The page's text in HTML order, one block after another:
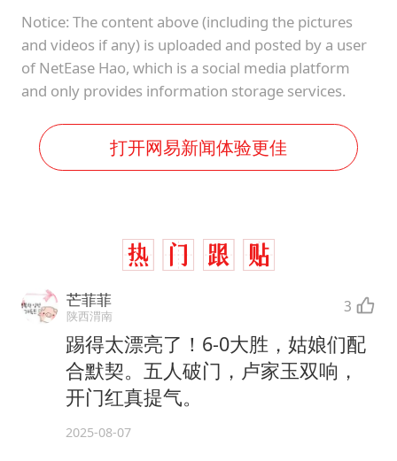
Notice: The content above (including the pictures
and videos if any) is uploaded and posted by a user
of NetEase Hao, which is a social media platform
and only provides information storage services.
打开网易新闻体验更佳
芒菲菲
陕西渭南 3
踢得太漂亮了！6-0大胜，姑娘们配
合默契。五人破门，卢家玉双响，
开门红真提气。
2025-08-07